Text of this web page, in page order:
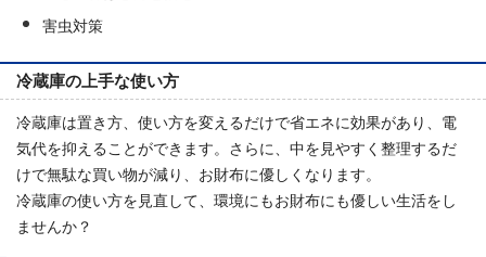
害虫対策
冷蔵庫の上手な使い方
冷蔵庫は置き方、使い方を変えるだけで省エネに効果があり、電
気代を抑えることができます。さらに、中を見やすく整理するだ
けで無駄な買い物が減り、お財布に優しくなります。
冷蔵庫の使い方を見直して、環境にもお財布にも優しい生活をし
ませんか？